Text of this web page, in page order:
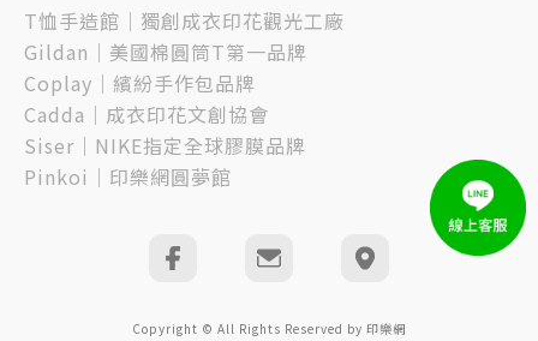
T恤手造館｜獨創成衣印花觀光工廠
Gildan｜美國棉圓筒T第一品牌
Coplay｜繽紛手作包品牌
Cadda｜成衣印花文創協會
Siser｜NIKE指定全球膠膜品牌
Pinkoi｜印樂網圓夢館
Copyright © All Rights Reserved by 印樂網